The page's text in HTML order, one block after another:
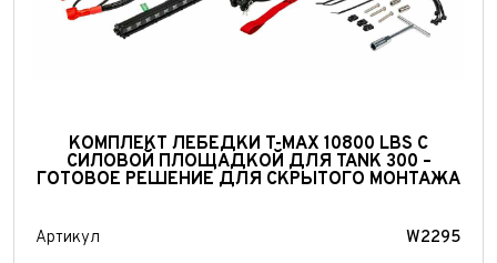
КОМПЛЕКТ ЛЕБЕДКИ T-MAX 10800 LBS С
СИЛОВОЙ ПЛОЩАДКОЙ ДЛЯ TANK 300 –
ГОТОВОЕ РЕШЕНИЕ ДЛЯ СКРЫТОГО МОНТАЖА
Артикул W2295